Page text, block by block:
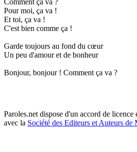
Pour moi, ça va !
Et toi, ça va !
C'est bien comme ça !
Garde toujours au fond du cœur
Un peu d'amour et de bonheur
Bonjour, bonjour ! Comment ça va ?
Paroles.net dispose d'un accord de licence
avec la Société des Editeurs et Auteurs de